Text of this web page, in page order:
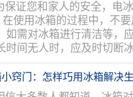
保证您和家人的安全，电
在使用冰箱的过程中，不
如需对冰箱进行清洁等，
时间无人时，应及时切断
窍门：怎样巧用冰箱解决